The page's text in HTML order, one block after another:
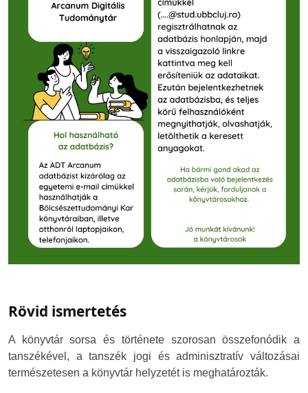
Rövid ismertetés
A könyvtár sorsa és története szorosan összefonódik a
tanszékével, a tanszék jogi és adminisztratív változásai
természetesen a könyvtár helyzetét is meghatározták.